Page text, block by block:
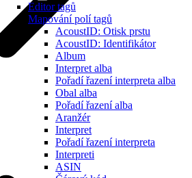
Editor tagů
Mapování polí tagů
AcoustID: Otisk prstu
AcoustID: Identifikátor
Album
Interpret alba
Pořadí řazení interpreta alba
Obal alba
Pořadí řazení alba
Aranžér
Interpret
Pořadí řazení interpreta
Interpreti
ASIN